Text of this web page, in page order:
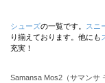
シューズの一覧です。 スニ
り揃えております。他にも
充実！
Samansa Mos2（サマンサ